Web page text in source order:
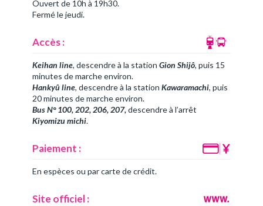
Ouvert de 10h à 19h30.
Fermé le jeudi.
Accès :
Keihan line, descendre à la station Gion Shijô, puis 15
minutes de marche environ.
Hankyû line, descendre à la station Kawaramachi, puis
20 minutes de marche environ.
Bus N° 100, 202, 206, 207,descendre à l’arrêt
Kiyomizu michi.
Paiement :
En espèces ou par carte de crédit.
Site officiel :